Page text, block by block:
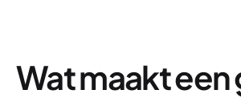
Wat maakt